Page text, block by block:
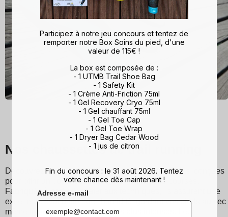
Nos chaussettes de trail running
Découvrez les chaussettes de running et trail Sidas, conçues
pour offrir un confort exceptionnel lors de vos courses.
Fabriqués à partir de matériaux techniques, ils assurent une
excellente évacuation de l'humidité, gardant vos pieds au sec
même lors des entraînements les plus intenses. Leur
Participez à notre jeu concours et tentez de
remporter notre Box Soins du pied, d'une
valeur de 115€ !
La box est composée de :
- 1 UTMB Trail Shoe Bag
- 1 Safety Kit
- 1 Crème Anti-Friction 75ml
- 1 Gel Recovery Cryo 75ml
- 1 Gel chauffant 75ml
- 1 Gel Toe Cap
- 1 Gel Toe Wrap
- 1 Dryer Bag Cedar Wood
- 1 jus de citron
Fin du concours : le 31 août 2026. Tentez
votre chance dès maintenant !
Adresse e-mail